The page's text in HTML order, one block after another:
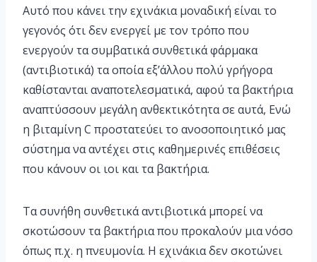
Αυτό που κάνει την εχινάκια μοναδική είναι το
γεγονός ότι δεν ενεργεί με τον τρόπο που
ενεργούν τα συμβατικά συνθετικά φάρμακα
(αντιβιοτικά) τα οποία εξ’άλλου πολύ γρήγορα
καθίστανται αναποτελεσματικά, αφού τα βακτήρια
αναπτύσσουν μεγάλη ανθεκτικότητα σε αυτά, Ενώ
η βιταμίνη C προστατεύει το ανοσοποιητικό μας
σύστημα να αντέχει στις καθημερινές επιθέσεις
που κάνουν οι ιοι και τα βακτήρια.
Τα συνήθη συνθετικά αντιβιοτικά μπορεί να
σκοτώσουν τα βακτήρια που προκαλούν μια νόσο
όπως π.χ. η πνευμονία. Η εχινάκια δεν σκοτώνει